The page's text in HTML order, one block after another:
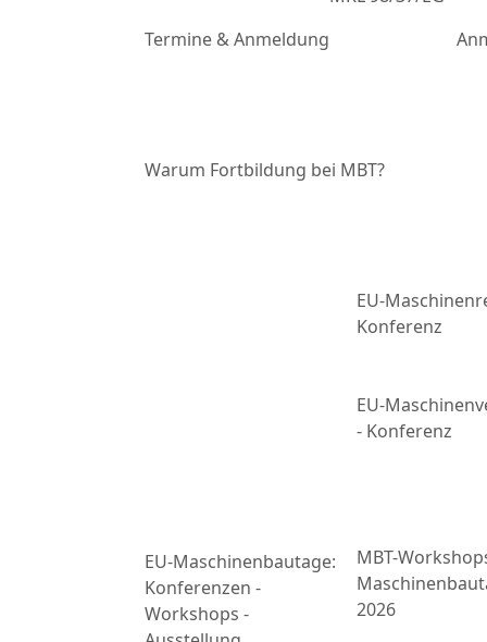
Termine & Anmeldung
Warum Fortbildung bei MBT?
EU-Maschinenbautage:
Konferenzen -
Workshops -
EU-
Konferenz
EU-
- Konferenz
MBT-
2026